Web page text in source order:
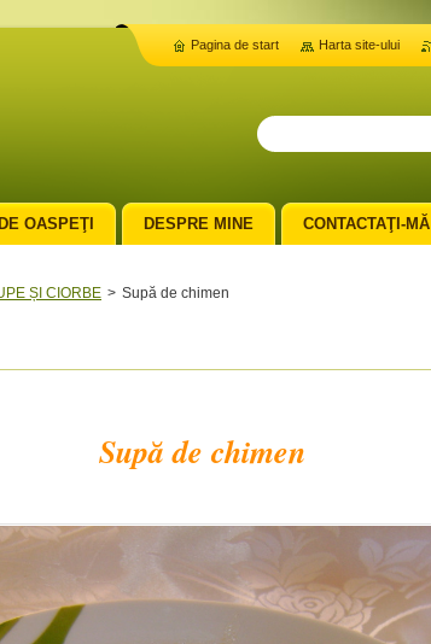
ȘI CIORBE > Supă de chimen
Supă de chimen
OASPEŢI DESPRE MINE CONTACTAŢI-MĂ
Pagina de start Harta site-ului